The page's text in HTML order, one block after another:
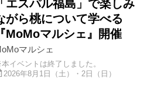
「エスパル福島」で楽しみ
がら桃について学べる
『MoMoマルシェ』開催
マルシェ
イベントは終了しました。
2026年8月1日（土）・2日（日）